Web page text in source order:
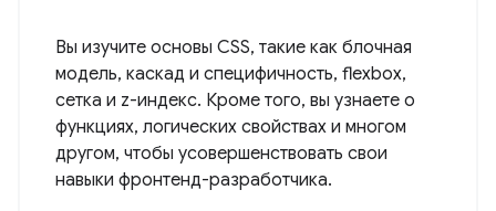
Вы изучите основы CSS, такие как блочная
модель, каскад и специфичность, flexbox,
сетка и z-индекс. Кроме того, вы узнаете о
функциях, логических свойствах и многом
другом, чтобы усовершенствовать свои
навыки фронтенд-разработчика.